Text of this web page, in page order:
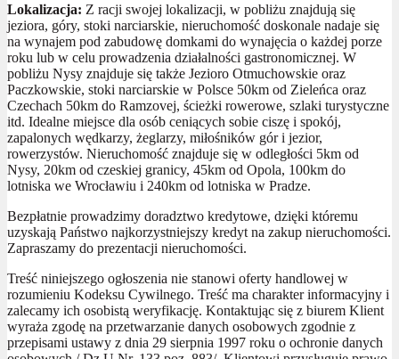
Lokalizacja: Z racji swojej lokalizacji, w pobliżu znajdują się
jeziora, góry, stoki narciarskie, nieruchomość doskonale nadaje się
na wynajem pod zabudowę domkami do wynajęcia o każdej porze
roku lub w celu prowadzenia działalności gastronomicznej. W
pobliżu Nysy znajduje się także Jezioro Otmuchowskie oraz
Paczkowskie, stoki narciarskie w Polsce 50km od Zieleńca oraz
Czechach 50km do Ramzovej, ścieżki rowerowe, szlaki turystyczne
itd. Idealne miejsce dla osób ceniących sobie ciszę i spokój,
zapalonych wędkarzy, żeglarzy, miłośników gór i jezior,
rowerzystów. Nieruchomość znajduje się w odległości 5km od
Nysy, 20km od czeskiej granicy, 45km od Opola, 100km do
lotniska we Wrocławiu i 240km od lotniska w Pradze.
Bezpłatnie prowadzimy doradztwo kredytowe, dzięki któremu
uzyskają Państwo najkorzystniejszy kredyt na zakup nieruchomości.
Zapraszamy do prezentacji nieruchomości.
Treść niniejszego ogłoszenia nie stanowi oferty handlowej w
rozumieniu Kodeksu Cywilnego. Treść ma charakter informacyjny i
zalecamy ich osobistą weryfikację. Kontaktując się z biurem Klient
wyraża zgodę na przetwarzanie danych osobowych zgodnie z
przepisami ustawy z dnia 29 sierpnia 1997 roku o ochronie danych